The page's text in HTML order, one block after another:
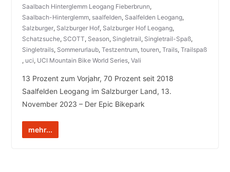
Saalbach Hinterglemm Leogang Fieberbrunn,
Saalbach-Hinterglemm, saalfelden, Saalfelden Leogang,
Salzburger, Salzburger Hof, Salzburger Hof Leogang,
Schatzsuche, SCOTT, Season, Singletrail, Singletrail-Spaß,
Singletrails, Sommerurlaub, Testzentrum, touren, Trails, Trailspaß
, uci, UCI Mountain Bike World Series, Vali
13 Prozent zum Vorjahr, 70 Prozent seit 2018
Saalfelden Leogang im Salzburger Land, 13.
November 2023 – Der Epic Bikepark
mehr...